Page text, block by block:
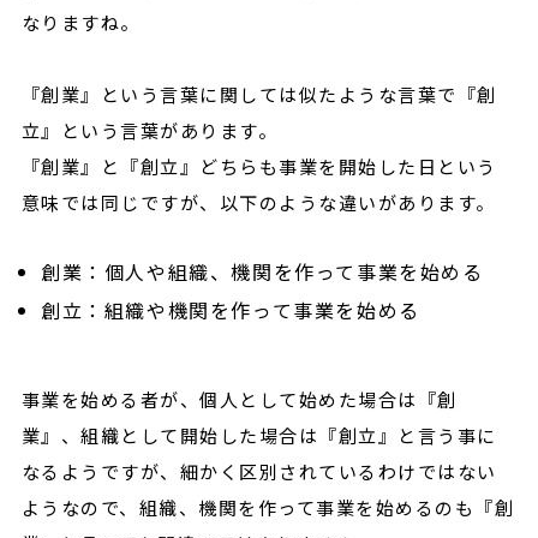
なりますね。
『創業』という言葉に関しては似たような言葉で『創
立』という言葉があります。
『創業』と『創立』どちらも事業を開始した日という
意味では同じですが、以下のような違いがあります。
創業：個人や組織、機関を作って事業を始める
創立：組織や機関を作って事業を始める
事業を始める者が、個人として始めた場合は『創
業』、組織として開始した場合は『創立』と言う事に
なるようですが、細かく区別されているわけではない
ようなので、組織、機関を作って事業を始めるのも『創